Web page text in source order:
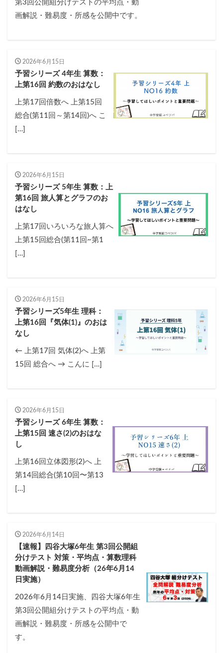
第3回公開組分けテストの平均点・動
画解説・難易度・所感を公開中です。
2026年6月15日
予習シリーズ 4年生 算数：
上第16回 約数のおはなし
上第17回倍数へ 上第15回
総合(第11回～第14回)へ こ
[…]
2026年6月15日
予習シリーズ 5年生 算数：上
第16回 旅人算とグラフのお
はなし
上第17回いろいろな旅人算へ
上第15回総合(第11回~第1
[…]
2026年6月15日
予習シリーズ5年生 理科：
上第16回『気体(1)』のおは
なし
← 上第17回 気体(2)へ 上第
15回 総合へ → こんに […]
2026年6月15日
予習シリーズ 6年生 算数：
上第15回 速さ(2)のおはな
し
上第16回立体図形(2)へ 上
第14回総合(第10回〜第13
[…]
2026年6月14日
【速報】四谷大塚6年生 第3回公開組
分けテスト 対策・平均点・算数理科
動画解説・難易度分析（26年6月14
日実施）
2026年6月14日実施、四谷大塚6年生
第3回公開組分けテストの平均点・動
画解説・難易度・所感を公開中で
す。